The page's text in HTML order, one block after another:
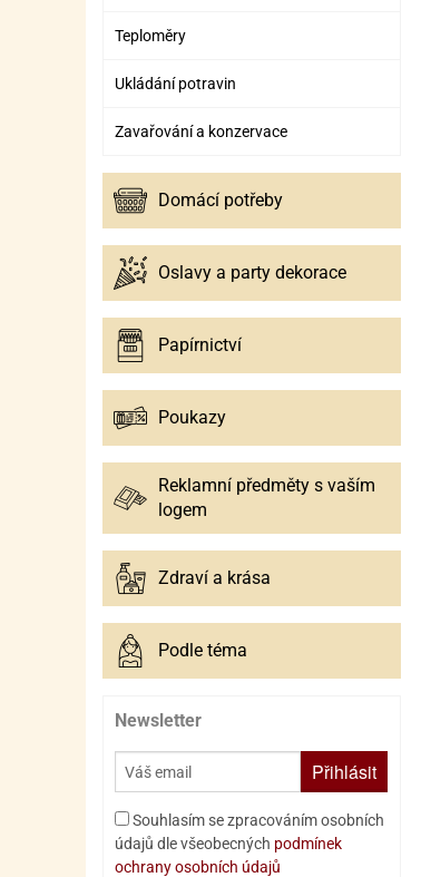
Teploměry
Ukládání potravin
Zavařování a konzervace
Domácí potřeby
Oslavy a party dekorace
Papírnictví
Poukazy
Reklamní předměty s vaším
logem
Zdraví a krása
Podle téma
Newsletter
Přihlásit
Souhlasím se zpracováním osobních
údajů dle všeobecných podmínek
ochrany osobních údajů